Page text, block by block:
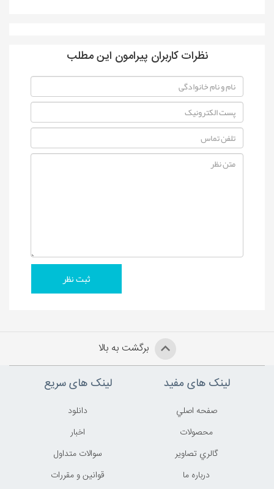
نظرات کاربران پیرامون این مطلب
برگشت به بالا
لینک های مفید
صفحه اصلي
محصولات
گالري تصاوير
درباره ما
لینک های سریع
دانلود
اخبار
سوالات متداول
قوانين و مقررات